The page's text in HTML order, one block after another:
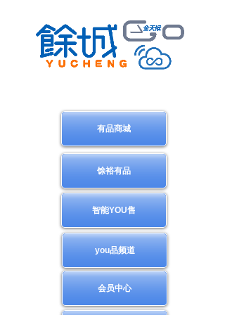
有品商城
馀裕有品
智能YOU售
you品频道
会员中心